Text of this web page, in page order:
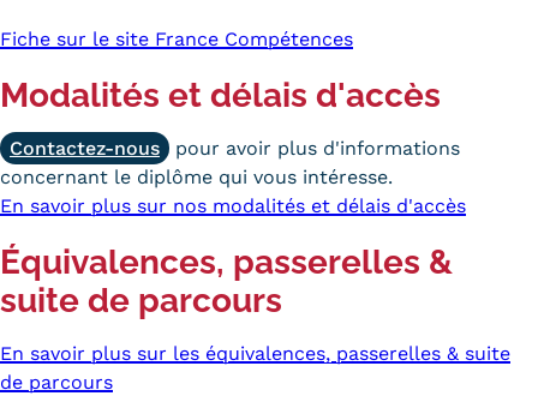
Infos pratiques
Discrimination/égalité/mixité
Handi'Cnam
Témoignages
Statistiques
FAQ
Fiche sur le site France Compétences
Modalités et délais d'accès
Contactez-nous
pour avoir plus d'informations
concernant le diplôme qui vous intéresse.
En savoir plus sur nos modalités et délais d'accès
Équivalences, passerelles &
suite de parcours
En savoir plus sur les équivalences, passerelles & suite
de parcours